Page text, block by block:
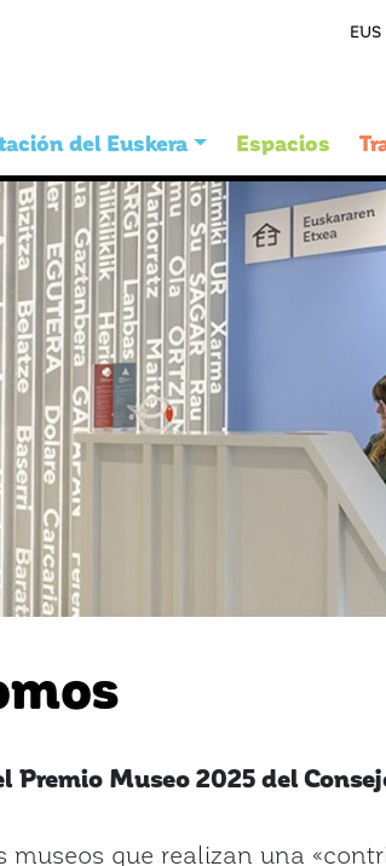
EUS
del Euskera Espacios
Premio Museo 2025 del
museos que realizan una